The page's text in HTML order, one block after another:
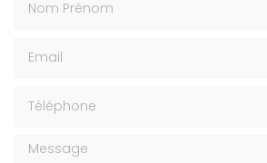
Message